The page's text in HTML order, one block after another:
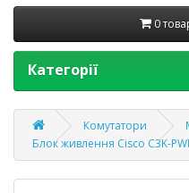
0
Категорії
Комутатори
Блок живлення Cisco C3K-